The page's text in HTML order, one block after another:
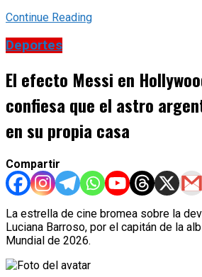
Continue Reading
Deportes
El efecto Messi en
confiesa que el astro
en su propia casa
Compartir
La estrella de cine bromea sobre la
Luciana Barroso, por el capitán de la
Mundial de 2026.